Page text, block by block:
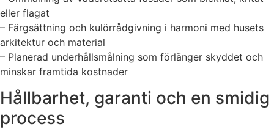
eller flagat
– Färgsättning och kulörrådgivning i harmoni med husets
arkitektur och material
– Planerad underhållsmålning som förlänger skyddet och
minskar framtida kostnader
Hållbarhet, garanti och en smidig
process